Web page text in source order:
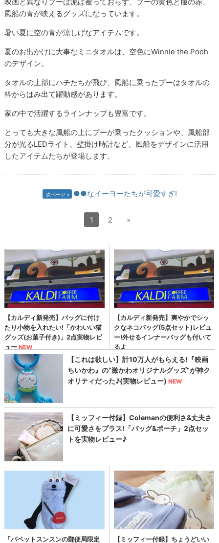
風船の青が映えるグッズになっています。
暑い夏に空の青が涼しげなアイテムです。
夏のお出かけに大事なミニタオルは、空色にWinnie the Pooh
のデザイン。
タオルの上部にハチたちが飛び、風船に乗ったプーはタオルの
枠からはみ出て躍動感があります。
家の中で活躍するラインナップも豊富です。
とっても大きな風船の上にプーが乗ったクッションや、風船部
分が光るLEDライト、壁掛け時計など、風船をデザインに活用
したアイテムたちが登場します。
次ページ ●●なイーヨーたちが可愛すぎ!
1 2 »